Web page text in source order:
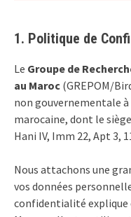
1. Politique de
Le Groupe de
au Maroc (GREPOM/
non gouvernementale
marocaine, dont le
Hani IV, Imm 22, Apt 3,
Nous attachons une
vos données
confidentialité explique